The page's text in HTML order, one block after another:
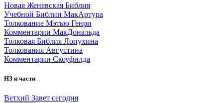
Новая Женевская Библия
Учебной Библии МакАртура
Толкование Мэтью Генри
Комментарии МакДональда
Толковая Библия Лопухина
Толкования Августина
Комментарии Скоуфилда
НЗ и части
Ветхий Завет сегодня